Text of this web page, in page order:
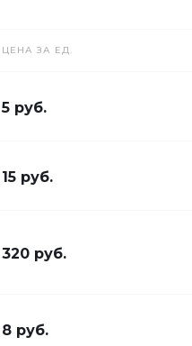
ЦЕНА ЗА ЕД.
5 руб.
15 руб.
320 руб.
8 руб.